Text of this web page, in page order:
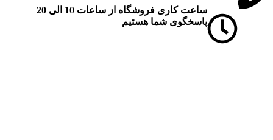
ساعت کاری فروشگاه از ساعات 10 الی 20
پاسخگوی شما هستیم